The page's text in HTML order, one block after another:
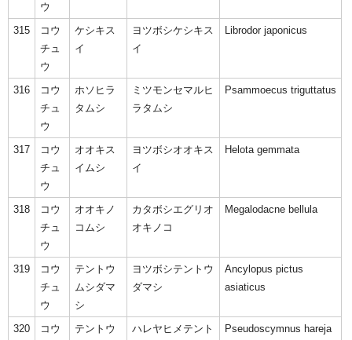
ウ
315
コウ
チュ
ウ
ケシキス
イ
ヨツボシケシキス
イ
Librodor japonicus
316
コウ
チュ
ウ
ホソヒラ
タムシ
ミツモンセマルヒ
ラタムシ
Psammoecus triguttatus
317
コウ
チュ
ウ
オオキス
イムシ
ヨツボシオオキス
イ
Helota gemmata
318
コウ
チュ
ウ
オオキノ
コムシ
カタボシエグリオ
オキノコ
Megalodacne bellula
319
コウ
チュ
ウ
テントウ
ムシダマ
シ
ヨツボシテントウ
ダマシ
Ancylopus pictus
asiaticus
320
コウ
テントウ
ハレヤヒメテント
Pseudoscymnus hareja